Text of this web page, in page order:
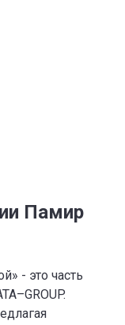
Памир
- это часть